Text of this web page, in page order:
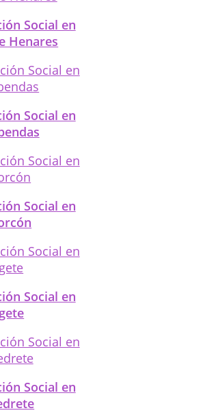
Social en
Henares
Social en
Social en
Social en
Social en